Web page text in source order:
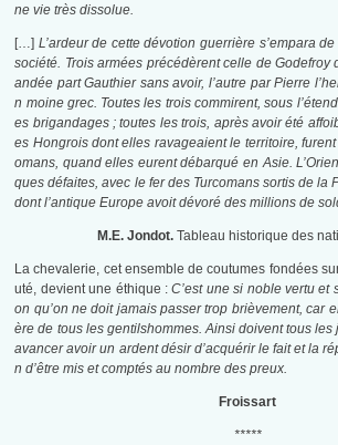
ne vie très dissolue.
[…] L’ardeur de cette dévotion guerrière s’empara
société. Trois armées précédèrent celle de Godefroy
andée part Gauthier sans avoir, l’autre par Pierre
n moine grec. Toutes les trois commirent, sous
es brigandages ; toutes les trois, après avoir été
es Hongrois dont elles ravageaient le territoire,
omans, quand elles eurent débarqué en Asie.
ques défaites, avec le fer des Turcomans sortis de la
dont l’antique Europe avoit dévoré des millions de
M.E. Jondot. Tableau historique des
La chevalerie, cet ensemble de coutumes fondées
uté, devient une éthique :C’est une si noble vertu et
on qu’on ne doit jamais passer trop brièvement, car
ère de tous les gentilshommes. Ainsi doivent tous
avancer avoir un ardent désir d’acquérir le fait et la
n d’être mis et comptés au nombre des preux.
Froissart
*****